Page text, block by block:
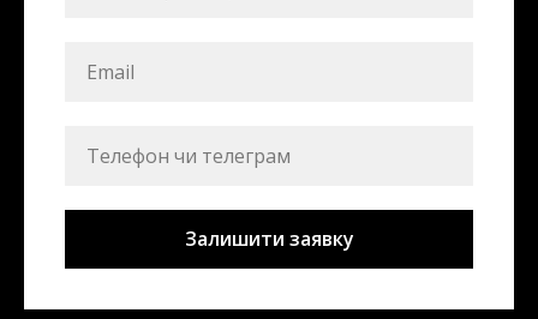
Залишити заявку